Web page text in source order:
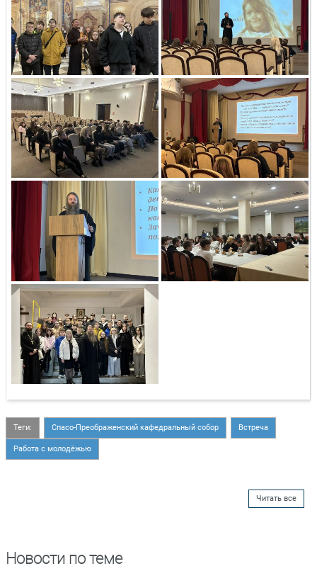
Теги: Спасо-Преображенский кафедральный собор Встреча
Работа с молодёжью
Читать все
Новости по теме